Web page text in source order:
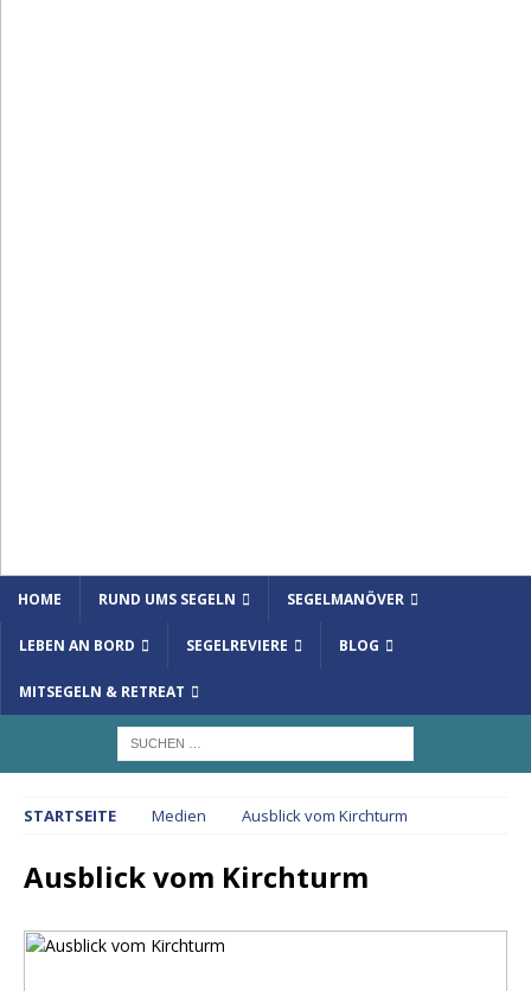
HOME RUND UMS SEGELN SEGELMANÖVER
LEBEN AN BORD SEGELREVIERE BLOG
MITSEGELN & RETREAT
STARTSEITE Medien Ausblick vom Kirchturm
Ausblick vom Kirchturm